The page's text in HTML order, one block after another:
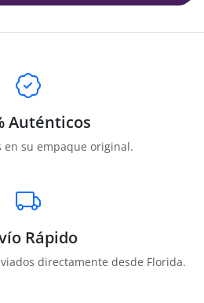
Auténticos
en su empaque original.
Rápido
directamente desde Florida.